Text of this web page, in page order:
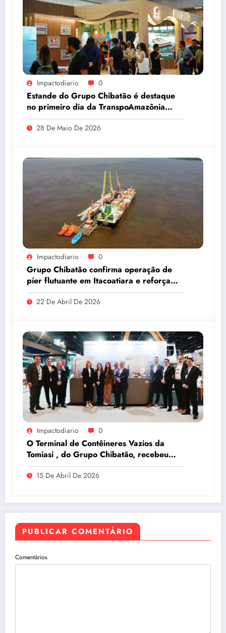
Impactodiario 0
Estande do Grupo Chibatão é destaque
no primeiro dia da TranspoAmazônia
2026
28 De Maio De 2026
Impactodiario 0
Grupo Chibatão confirma operação de
píer flutuante em Itacoatiara e reforça
compromisso com a solução logística para
o Amazonas
22 De Abril De 2026
Impactodiario 0
O Terminal de Contêineres Vazios da
Tomiasi , do Grupo Chibatão, recebeu
prêmio da Log-In na Intermodal South
America 2026, em São Paulo
15 De Abril De 2026
PUBLICAR COMENTÁRIO
Comentários